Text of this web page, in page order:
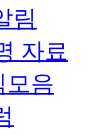
림
자료
모음